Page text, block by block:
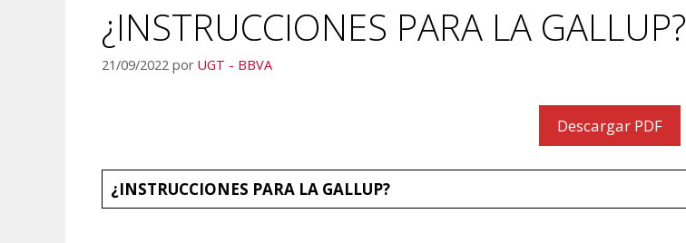
¿INSTRUCCIONES PARA LA GALLUP?
21/09/2022 por UGT - BBVA
Descargar PDF
¿INSTRUCCIONES PARA LA GALLUP?